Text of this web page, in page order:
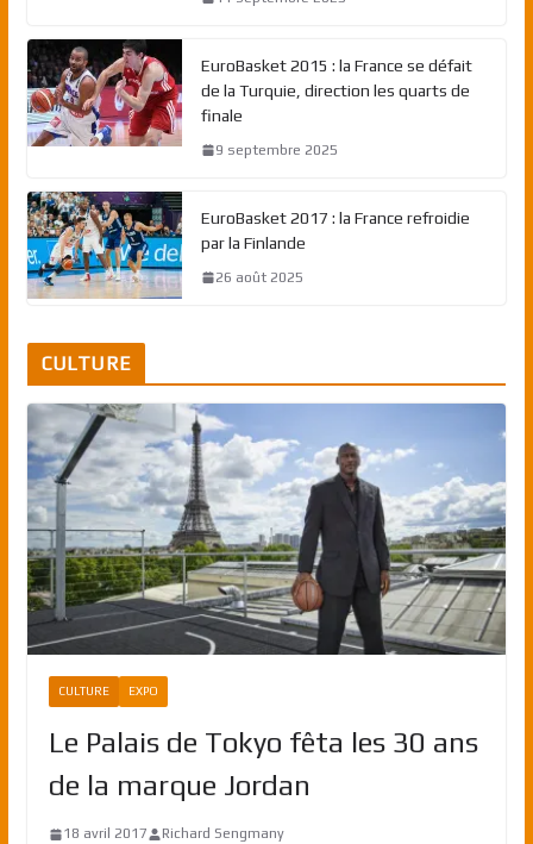
EuroBasket 2015 : la France se défait
de la Turquie, direction les quarts de
finale
9 septembre 2025
EuroBasket 2017 : la France refroidie
par la Finlande
26 août 2025
CULTURE
CULTURE EXPO
Le Palais de Tokyo fêta les 30 ans
de la marque Jordan
18 avril 2017 Richard Sengmany